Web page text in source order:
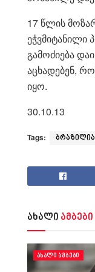
17 წლის
ეჭვმიტანილი
გამოძიება
აცხადებენ,
იყო.
30.10.13
Tags:
ახალი ამბები
ᲐᲮᲐᲚᲘ ᲐᲛᲑᲔᲑᲘ